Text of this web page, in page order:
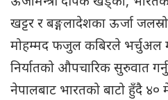
खट्टर र बङ्गलादेशका ऊर्जा
मोहम्मद फजुल कबिरले भर्चुअल
निर्यातको औपचारिक सुरुवात
नेपालबाट भारतको बाटो हुँदै ४०